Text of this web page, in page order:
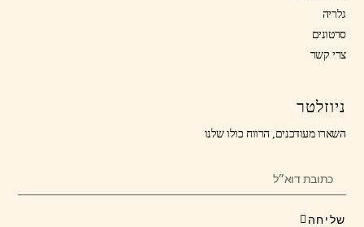
גלריה
סרטונים
צרי קשר
ניוזלטר
השארו מעודכנים, הרווח כולו שלנו
שליחה